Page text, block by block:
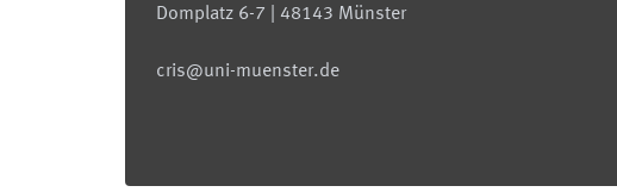
Domplatz 6-7 | 48143 Münster
cris@uni-muenster.de